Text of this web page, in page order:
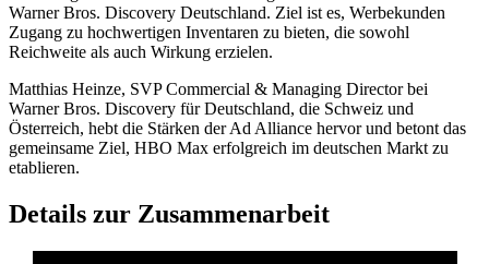
Warner Bros. Discovery Deutschland. Ziel ist es, Werbekunden
Zugang zu hochwertigen Inventaren zu bieten, die sowohl
Reichweite als auch Wirkung erzielen.
Matthias Heinze, SVP Commercial & Managing Director bei
Warner Bros. Discovery für Deutschland, die Schweiz und
Österreich, hebt die Stärken der Ad Alliance hervor und betont das
gemeinsame Ziel, HBO Max erfolgreich im deutschen Markt zu
etablieren.
Details zur Zusammenarbeit